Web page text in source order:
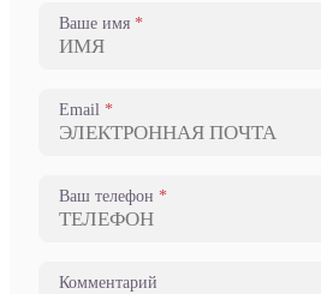
Ваше имя
Email
Ваш телефон
Комментарий